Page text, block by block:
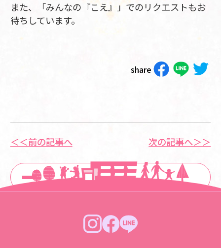
また、「みんなの『こえ』」でのリクエストもお
待ちしています。
share
＜＜前の記事へ
一覧に戻る
次の記事へ＞＞